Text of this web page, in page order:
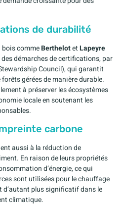
de durabilité
bois commeBerthelotetLapeyre
démarches de certifications, par
Council), qui garantit
gérées de manière durable.
à préserver les écosystèmes
locale en soutenant les
carbone
aussi à la réduction de
En raison de leurs propriétés
d’énergie, ce qui
sont utilisées pour le chauffage
d’autant plus significatif dans le
climatique.